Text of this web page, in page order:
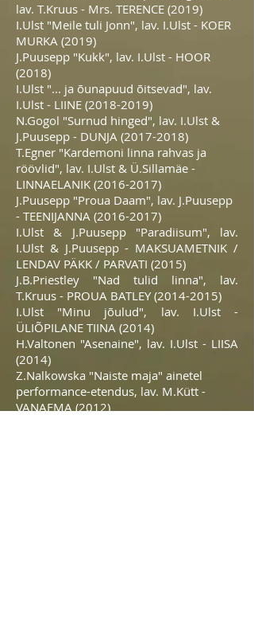
lav. T.Kruus - Mrs. TERENCE (2019)
I.Ulst "Meile tuli Jonn", lav. I.Ulst - KOER
MURKA (2019)
J.Puusepp "Kukk", lav. I.Ulst - HOOR
(2018)
I.Ulst "... ja õunapuud õitsevad", lav.
I.Ulst - LIINE (2018-2019)
N.Gogol "Surnud hinged", lav. I.Ulst &
J.Puusepp - DUNJA (2017-2018)
T.Egner "Kardemoni linna rahvas ja
röövlid", lav. I.Ulst & Ü.Sillamäe -
LINNAELANIK (2016-2017)
J.Puusepp "Proua Daam", lav. J.Puusepp
- TEENIJANNA (2016-2017)
I.Ulst & J.Puusepp "Paradiisum", lav.
I.Ulst & J.Puusepp - MAKSUAMETNIK /
LENDAV PÄKK / PARVATI (2015)
J.B.Priestley "Nad tulid linna", lav.
T.Kruus - PROUA BATLEY(2014-2015)
I.Ulst "Minu jõulud", lav. I.Ulst -
ÜLIÕPILANE TIINA (2014)
H.Valtonen "Asenaine", lav. I.Ulst - LIISA
(2014)
Z.Nalkowska "Naiste maja" ainetel
performance-etendus, lav. M.Kütt -
VANAEMA (2012)